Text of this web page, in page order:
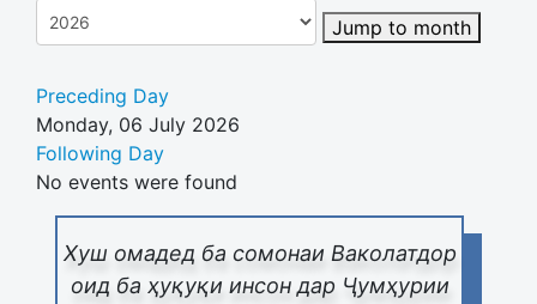
Хуш омадед ба сомонаи Ваколатдор
оид ба ҳуқуқи инсон дар Ҷумҳурии
Jump to month
Preceding Day
Monday, 06 July 2026
Following Day
No events were found